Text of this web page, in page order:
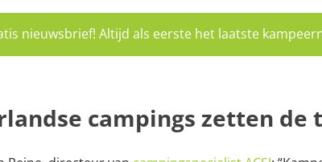
nieuwsbrief! Altijd als eerste het laatste
campings zetten de